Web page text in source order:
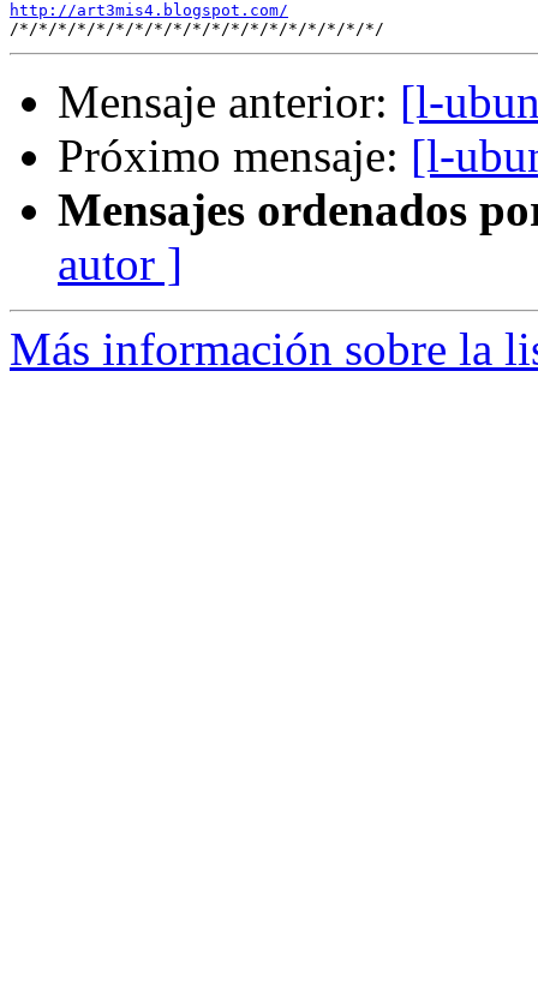
http://art3mis4.blogspot.com/
Mensaje anterior: [l-
Próximo mensaje: [l-
Mensajes ordenados
autor ]
Más información sobre la